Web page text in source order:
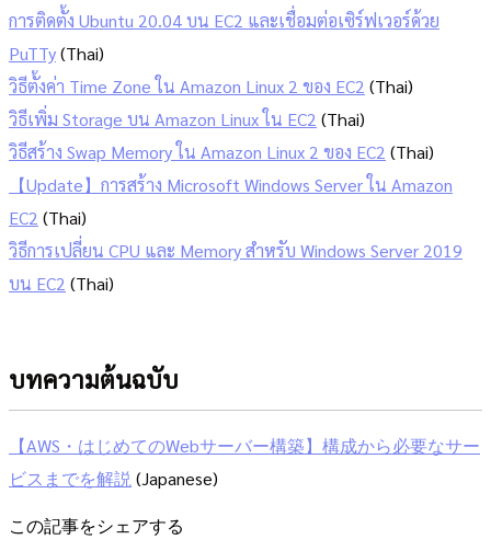
การติดตั้ง Ubuntu 20.04 บน EC2 และเชื่อมต่อเซิร์ฟเวอร์ด้วย
PuTTy(Thai)
วิธีตั้งค่า Time Zone ใน Amazon Linux 2 ของ EC2 (Thai)
วิธีเพิ่ม Storage บน Amazon Linux ใน EC2 (Thai)
วิธีสร้าง Swap Memory ใน Amazon Linux 2 ของ EC2 (Thai)
【Update】การสร้าง Microsoft Windows Server ใน Amazon
EC2 (Thai)
วิธีการเปลี่ยน CPU และ Memory สำหรับ Windows Server 2019
บน EC2 (Thai)
บทความต้นฉบับ
【AWS・はじめてのWebサーバー構築】構成から必要なサー
ビスまでを解説(Japanese)
この記事をシェアする